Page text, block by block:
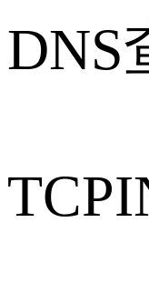
DNS